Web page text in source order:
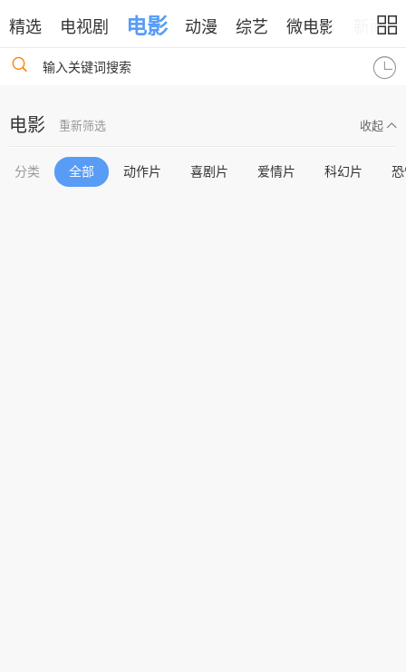
精选 电视剧 电影 动漫 综艺 微电影 新闻
输入关键词搜索
电影 重新筛选 收起
分类 全部 动作片 喜剧片 爱情片 科幻片